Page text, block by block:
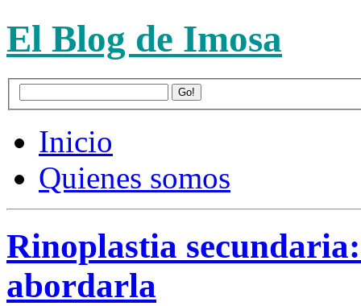
El Blog de Imosa
Inicio
Quienes somos
Rinoplastia
abordarla